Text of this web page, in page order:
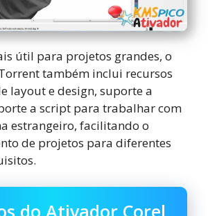
útil para projetos grandes, o
também inclui recursos
layout e design, suporte a
a script para trabalhar com
estrangeiro, facilitando o
de projetos para diferentes
do Ativador Corel